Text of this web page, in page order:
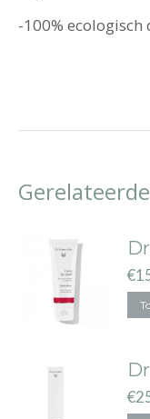
-100%
€
€